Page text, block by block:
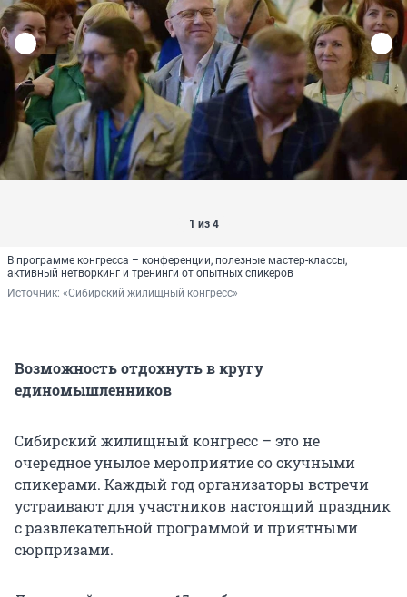
1 из 4
В программе конгресса – конференции, полезные мастер-классы,
активный нетворкинг и тренинги от опытных спикеров
Источник: «Сибирский жилищный конгресс»
Возможность отдохнуть в кругу
единомышленников
Сибирский жилищный конгресс – это не
очередное унылое мероприятие со скучными
спикерами. Каждый год организаторы встречи
устраивают для участников настоящий праздник
с развлекательной программой и приятными
сюрпризами.